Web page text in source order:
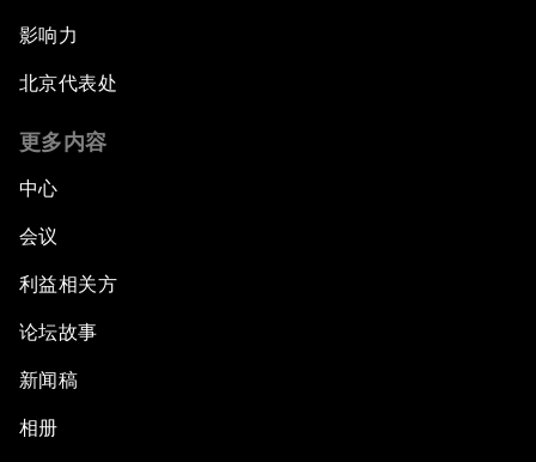
影响力
北京代表处
更多内容
中心
会议
利益相关方
论坛故事
新闻稿
相册